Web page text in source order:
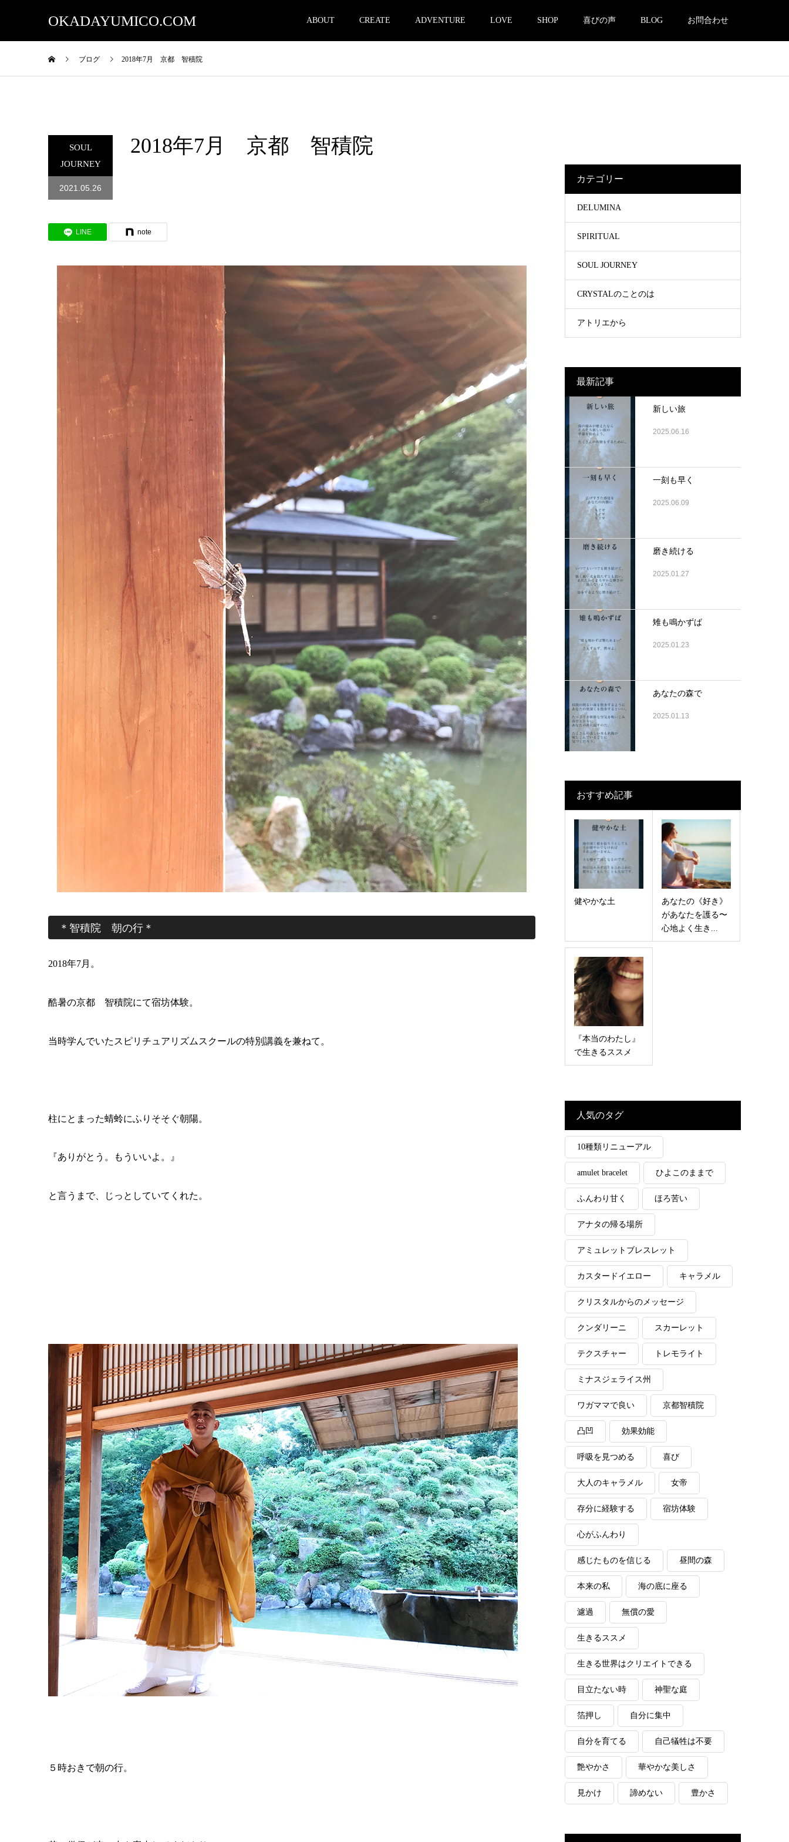
OKADAYUMICO.COM ABOUT CREATE ADVENTURE LOVE SHOP 喜びの声 BLOG お問合わせ
ブログ 2018年7月 京都 智積院
SOUL
JOURNEY
2021.05.26
2018年7月 京都 智積院
LINE note
＊智積院 朝の行＊
2018年7月。
酷暑の京都 智積院にて宿坊体験。
当時学んでいたスピリチュアリズムスクールの特別講義を兼ねて。
柱にとまった蜻蛉にふりそそぐ朝陽。
『ありがとう。もういいよ。』
と言うまで、じっとしていてくれた。
５時おきで朝の行。
カテゴリー
DELUMINA
SPIRITUAL
SOUL JOURNEY
CRYSTALのことのは
アトリエから
最新記事
新しい旅
2025.06.16
一刻も早く
2025.06.09
磨き続ける
2025.01.27
雉も鳴かずば
2025.01.23
あなたの森で
2025.01.13
おすすめ記事
健やかな土
あなたの《好き》
があなたを護る〜
心地よく生き...
『本当のわたし』
で生きるススメ
人気のタグ
10種類リニューアル
amulet bracelet ひよこのままで
ふんわり甘く ほろ苦い
アナタの帰る場所
アミュレットブレスレット
カスタードイエロー キャラメル
クリスタルからのメッセージ
クンダリーニ スカーレット
テクスチャー トレモライト
ミナスジェライス州
ワガママで良い 京都智積院
凸凹 効果効能
呼吸を見つめる 喜び
大人のキャラメル 女帝
存分に経験する 宿坊体験
心がふんわり
感じたものを信じる 昼間の森
本来の私 海の底に座る
濾過 無償の愛
生きるススメ
生きる世界はクリエイトできる
目立たない時 神聖な庭
箔押し 自分に集中
自分を育てる 自己犠牲は不要
艶やかさ 華やかな美しさ
見かけ 諦めない 豊かさ